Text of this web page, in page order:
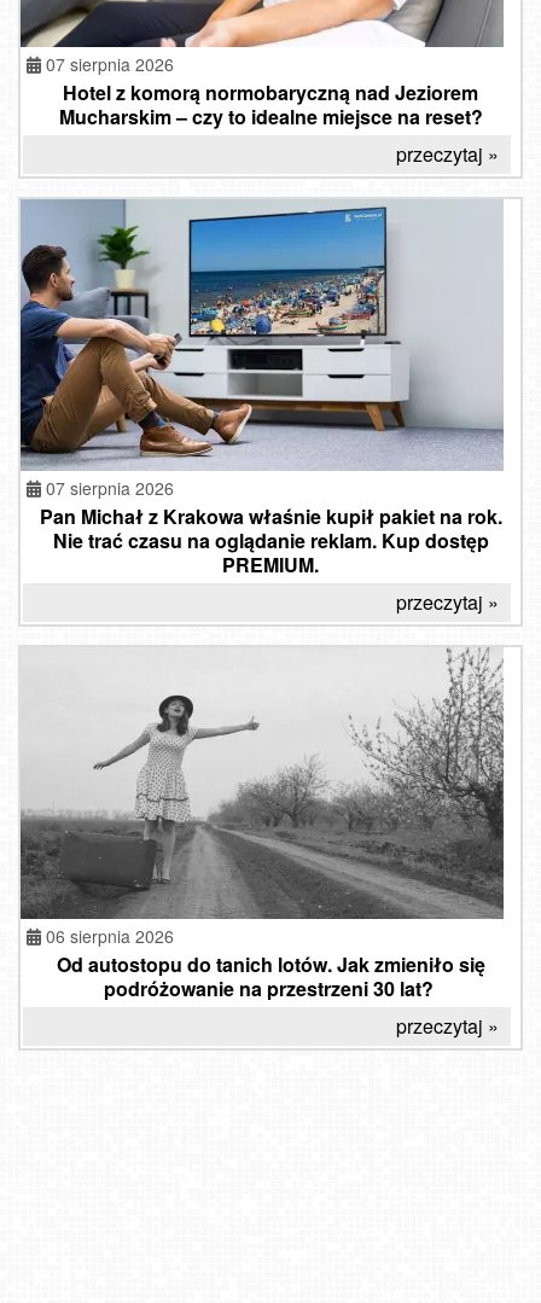
07 sierpnia 2026
Hotel z komorą normobaryczną nad Jeziorem
Mucharskim – czy to idealne miejsce na reset?
przeczytaj »
07 sierpnia 2026
Pan Michał z Krakowa właśnie kupił pakiet na rok.
Nie trać czasu na oglądanie reklam. Kup dostęp
PREMIUM.
przeczytaj »
06 sierpnia 2026
Od autostopu do tanich lotów. Jak zmieniło się
podróżowanie na przestrzeni 30 lat?
przeczytaj »